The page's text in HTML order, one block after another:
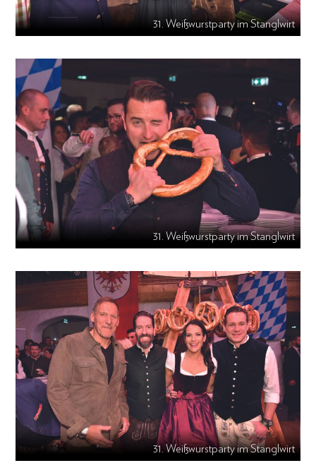
31. Weißwurstparty im Stanglwirt
31. Weißwurstparty im Stanglwirt
31. Weißwurstparty im Stanglwirt